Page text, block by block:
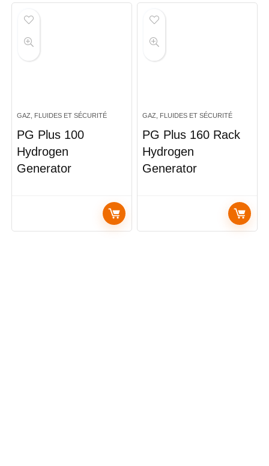
GAZ, FLUIDES ET SÉCURITÉ
PG Plus 100
Hydrogen
Generator
GAZ, FLUIDES ET SÉCURITÉ
PG Plus 160 Rack
Hydrogen
Generator